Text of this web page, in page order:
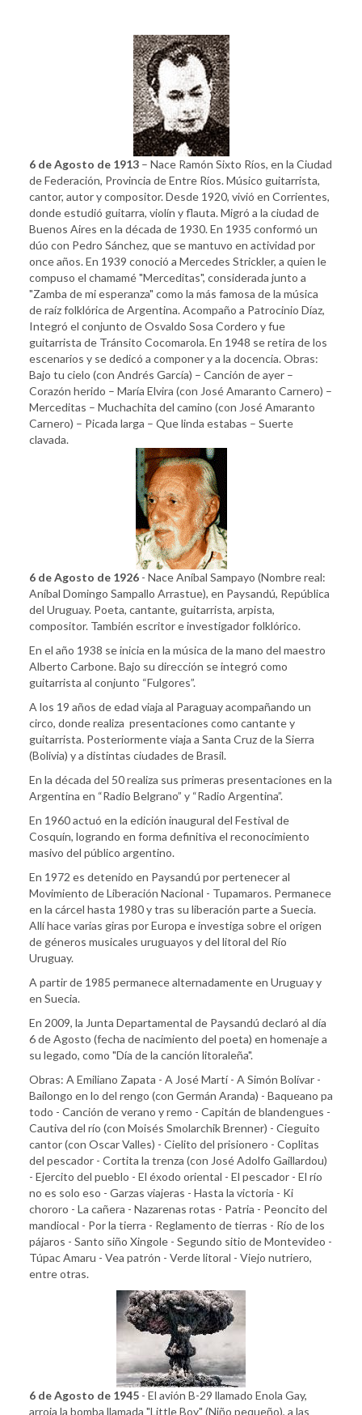
6 de Agosto de 1913 – Nace Ramón Sixto Ríos, en la Ciudad
de Federación, Provincia de Entre Ríos. Músico guitarrista,
cantor, autor y compositor. Desde 1920, vivió en Corrientes,
donde estudió guitarra, violín y flauta. Migró a la ciudad de
Buenos Aires en la década de 1930. En 1935 conformó un
dúo con Pedro Sánchez, que se mantuvo en actividad por
once años. En 1939 conoció a Mercedes Strickler, a quien le
compuso el chamamé "Merceditas", considerada junto a
"Zamba de mi esperanza" como la más famosa de la música
de raíz folklórica de Argentina. Acompaño a Patrocinio Díaz,
Integró el conjunto de Osvaldo Sosa Cordero y fue
guitarrista de Tránsito Cocomarola. En 1948 se retira de los
escenarios y se dedicó a componer y a la docencia. Obras:
Bajo tu cielo (con Andrés García) – Canción de ayer –
Corazón herido – María Elvira (con José Amaranto Carnero) –
Merceditas – Muchachita del camino (con José Amaranto
Carnero) – Picada larga – Que linda estabas – Suerte
clavada.
6 de Agosto de 1926 - Nace Aníbal Sampayo (Nombre real:
Aníbal Domingo Sampallo Arrastue), en Paysandú, República
del Uruguay. Poeta, cantante, guitarrista, arpista,
compositor. También escritor e investigador folklórico.
En el año 1938 se inicia en la música de la mano del maestro
Alberto Carbone. Bajo su dirección se integró como
guitarrista al conjunto “Fulgores”.
A los 19 años de edad viaja al Paraguay acompañando un
circo, donde realiza presentaciones como cantante y
guitarrista. Posteriormente viaja a Santa Cruz de la Sierra
(Bolivia) y a distintas ciudades de Brasil.
En la década del 50 realiza sus primeras presentaciones en la
Argentina en “Radio Belgrano” y “Radio Argentina”.
En 1960 actuó en la edición inaugural del Festival de
Cosquín, logrando en forma definitiva el reconocimiento
masivo del público argentino.
En 1972 es detenido en Paysandú por pertenecer al
Movimiento de Liberación Nacional - Tupamaros. Permanece
en la cárcel hasta 1980 y tras su liberación parte a Suecia.
Allí hace varias giras por Europa e investiga sobre el origen
de géneros musicales uruguayos y del litoral del Río
Uruguay.
A partir de 1985 permanece alternadamente en Uruguay y
en Suecia.
En 2009, la Junta Departamental de Paysandú declaró al día
6 de Agosto (fecha de nacimiento del poeta) en homenaje a
su legado, como "Día de la canción litoraleña".
Obras: A Emiliano Zapata - A José Martí - A Simón Bolívar -
Bailongo en lo del rengo (con Germán Aranda) - Baqueano pa
todo - Canción de verano y remo - Capitán de blandengues -
Cautiva del río (con Moisés Smolarchik Brenner) - Cieguito
cantor (con Oscar Valles) - Cielito del prisionero - Coplitas
del pescador - Cortita la trenza (con José Adolfo Gaillardou)
- Ejercito del pueblo - El éxodo oriental - El pescador - El río
no es solo eso - Garzas viajeras - Hasta la victoria - Ki
chororo - La cañera - Nazarenas rotas - Patria - Peoncito del
mandiocal - Por la tierra - Reglamento de tierras - Río de los
pájaros - Santo siño Xingole - Segundo sitio de Montevideo -
Túpac Amaru - Vea patrón - Verde litoral - Viejo nutriero,
entre otras.
6 de Agosto de 1945 - El avión B-29 llamado Enola Gay,
arroja la bomba llamada "Little Boy" (Niño pequeño), a las